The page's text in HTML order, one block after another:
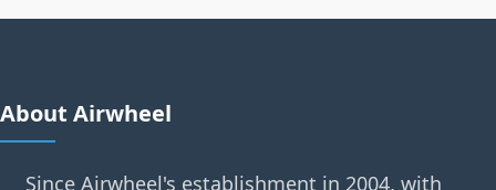
About Airwheel
Since Airwheel's establishment in 2004, with